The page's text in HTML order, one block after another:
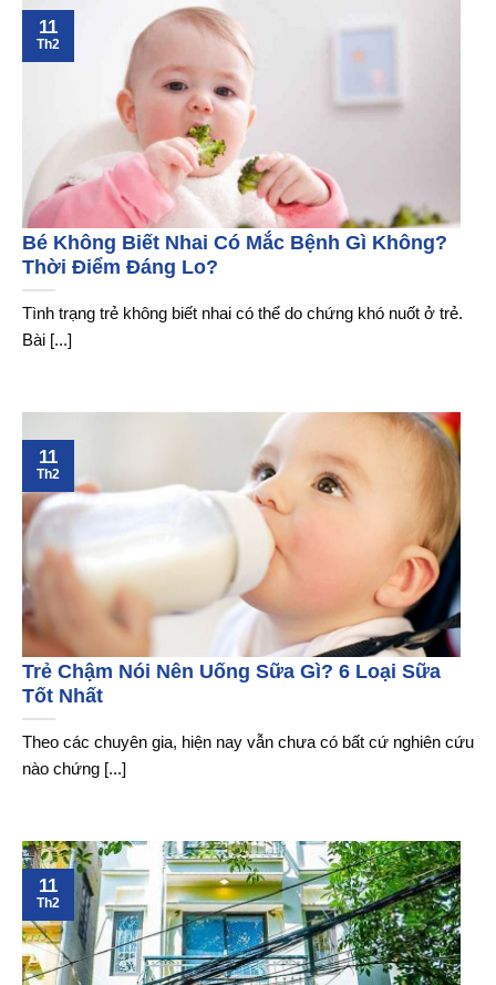
Bé Không Biết Nhai Có Mắc Bệnh Gì Không?
Thời Điểm Đáng Lo?
Tình trạng trẻ không biết nhai có thể do chứng khó nuốt ở trẻ.
Bài [...]
11
Th2
Trẻ Chậm Nói Nên Uống Sữa Gì? 6 Loại Sữa
Tốt Nhất
Theo các chuyên gia, hiện nay vẫn chưa có bất cứ nghiên cứu
nào chứng [...]
11
Th2
11
Th2